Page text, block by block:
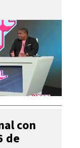
con
de